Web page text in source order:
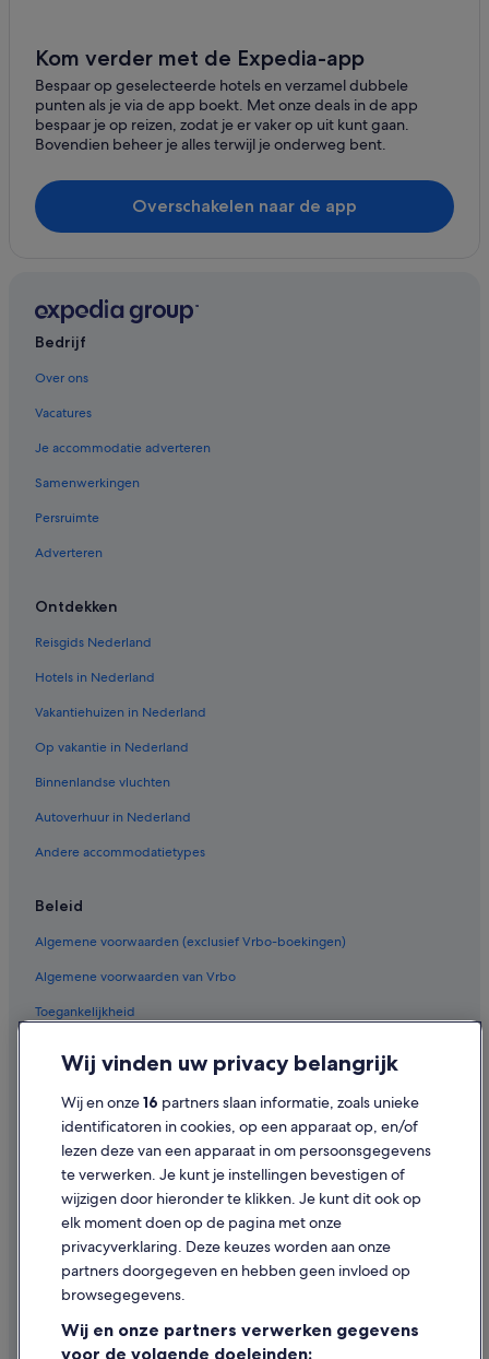
Kom verder met de Expedia-app
Bespaar op geselecteerde hotels en verzamel dubbele
punten als je via de app boekt. Met onze deals in de app
bespaar je op reizen, zodat je er vaker op uit kunt gaan.
Bovendien beheer je alles terwijl je onderweg bent.
Overschakelen naar de app
Bedrijf
Over ons
Vacatures
Je accommodatie adverteren
Samenwerkingen
Persruimte
Adverteren
Ontdekken
Reisgids Nederland
Hotels in Nederland
Vakantiehuizen in Nederland
Op vakantie in Nederland
Binnenlandse vluchten
Autoverhuur in Nederland
Andere accommodatietypes
Beleid
Algemene voorwaarden (exclusief Vrbo-boekingen)
Algemene voorwaarden van Vrbo
Toegankelijkheid
Gebruiksvoorwaarden
Juridische informatie/Contact
Inhoudsrichtlijnen en inhoud rapporteren
Hulp
Contact
Restitutieproces en tijdsbestek
Wij vinden uw privacy belangrijk
Wij en onze16 partners slaan informatie, zoals unieke
identificatoren in cookies, op een apparaat op, en/of
lezen deze van een apparaat in om persoonsgegevens
te verwerken. Je kunt je instellingen bevestigen of
wijzigen door hieronder te klikken. Je kunt dit ook op
elk moment doen op de pagina met onze
privacyverklaring. Deze keuzes worden aan onze
partners doorgegeven en hebben geen invloed op
browsegegevens.
Wij en onze partners verwerken gegevens
voor de volgende doeleinden: